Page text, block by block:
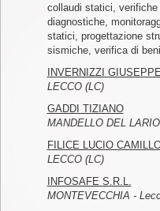
collaudi statici,
diagnostiche,
statici, progettazione
sismiche, verifica di
INVERNIZZI GIUSEPPE
LECCO (LC)
GADDI TIZIANO
MANDELLO DEL
FILICE LUCIO
LECCO (LC)
INFOSAFE S.R.L.
MONTEVECCHIA -